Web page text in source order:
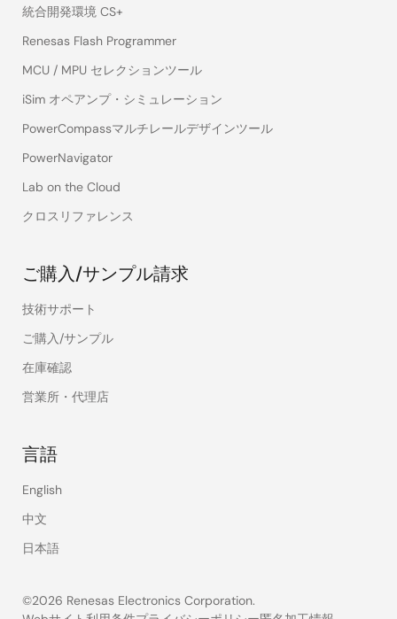
統合開発環境 CS+
Renesas Flash Programmer
MCU / MPU セレクションツール
iSim オペアンプ・シミュレーション
PowerCompassマルチレールデザインツール
PowerNavigator
Lab on the Cloud
クロスリファレンス
ご購入/サンプル請求
技術サポート
ご購入/サンプル
在庫確認
営業所・代理店
言語
English
中文
日本語
©2026 Renesas Electronics Corporation.